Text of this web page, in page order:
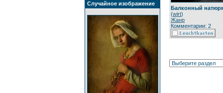
Случайное изображение
Балконный
(wirt)
Жанр
Комментарии: 2